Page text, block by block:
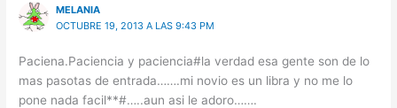
MELANIA
OCTUBRE 19, 2013 A LAS 9:43 PM
Paciena.Paciencia y paciencia#la verdad esa gente son de lo
mas pasotas de entrada…….mi novio es un libra y no me lo
pone nada facil**#…..aun asi le adoro…….